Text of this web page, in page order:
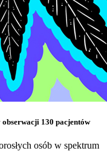
130 pacjentów
osób w spektrum